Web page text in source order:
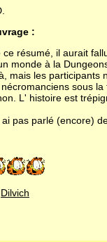
:
résumé, il aurait
monde à la
mais les
sous
L' histoire est
pas parlé (encore)
Dilvich